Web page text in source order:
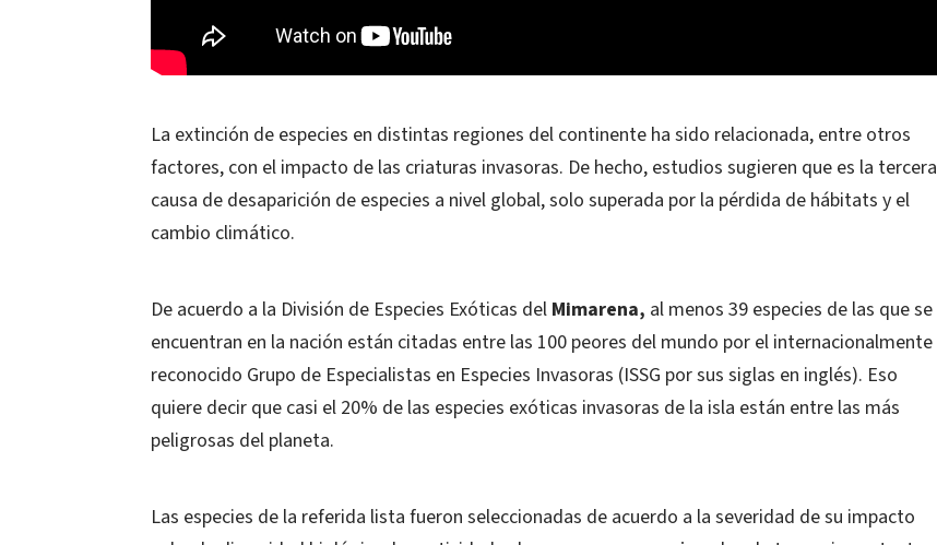
La extinción de especies en distintas regiones del continente ha sido relacionada, entre otros
factores, con el impacto de las criaturas invasoras. De hecho, estudios sugieren que es la tercera
causa de desaparición de especies a nivel global, solo superada por la pérdida de hábitats y el
cambio climático.
De acuerdo a la División de Especies Exóticas del Mimarena, al menos 39 especies de las que se
encuentran en la nación están citadas entre las 100 peores del mundo por el internacionalmente
reconocido Grupo de Especialistas en Especies Invasoras (ISSG por sus siglas en inglés). Eso
quiere decir que casi el 20% de las especies exóticas invasoras de la isla están entre las más
peligrosas del planeta.
Las especies de la referida lista fueron seleccionadas de acuerdo a la severidad de su impacto